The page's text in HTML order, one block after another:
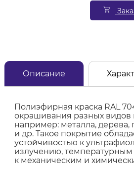
Описание
Полиэфирная краска RAL
окрашивания разных видов
например: металла, дерева,
и др. Такое покрытие
устойчивостью к
излучению, температурным
к механическим и